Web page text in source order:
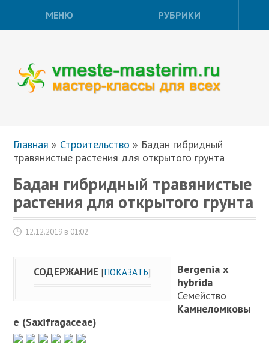
МЕНЮ РУБРИКИ
Главная » Строительство » Бадан гибридный
травянистые растения для открытого грунта
Бадан гибридный травянистые
растения для открытого грунта
12.12.2019 в 01:02
СОДЕРЖАНИЕ [ПОКАЗАТЬ]
Bergenia x
hybrida
Семейство
Камнеломковы
е (Saxifragaceae)